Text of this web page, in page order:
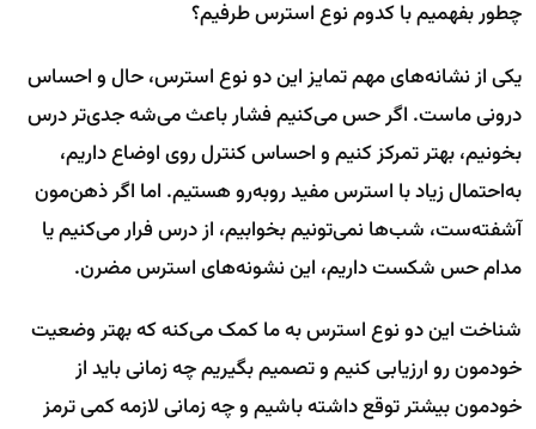
چطور بفهمیم با کدوم نوع استرس طرفیم؟
یکی از نشانه‌های مهم تمایز این دو نوع استرس، حال و احساس
درونی ماست. اگر حس می‌کنیم فشار باعث می‌شه جدی‌تر درس
بخونیم، بهتر تمرکز کنیم و احساس کنترل روی اوضاع داریم،
به‌احتمال زیاد با استرس مفید روبه‌رو هستیم. اما اگر ذهن‌مون
آشفته‌ست، شب‌ها نمی‌تونیم بخوابیم، از درس فرار می‌کنیم یا
مدام حس شکست داریم، این نشونه‌های استرس مضرن.
شناخت این دو نوع استرس به ما کمک می‌کنه که بهتر وضعیت
خودمون رو ارزیابی کنیم و تصمیم بگیریم چه زمانی باید از
خودمون بیشتر توقع داشته باشیم و چه زمانی لازمه کمی ترمز